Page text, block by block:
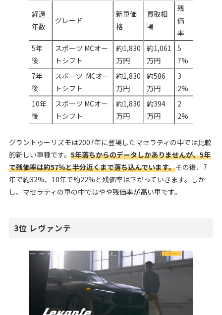
経過
年数
グレード
新車価
格
買取相
場
残
価
率
5年
後
スポーツ MCオー
トシフト
約1,830
万円
約1,061
万円
5
7%
7年
後
スポーツ MCオー
トシフト
約1,830
万円
約586
万円
3
2%
10年
後
スポーツ MCオー
トシフト
約1,830
万円
約394
万円
2
2%
グラントゥーリズモは2007年に登場したマセラティの中では比較
的新しい車種です。 5年落ちからのデータしかありませんが、5年
で残価率は約57％と半分近くまで落ち込んでいます。その後、7
年で約32%、10年で約22%と残価率は下がっていきます。しか
し、マセラティの車の中ではやや残価率が高い車です。
3位 レヴァンテ